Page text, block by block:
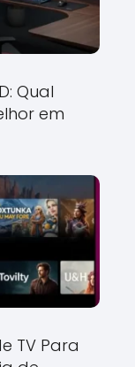
Qual
em
TV Para